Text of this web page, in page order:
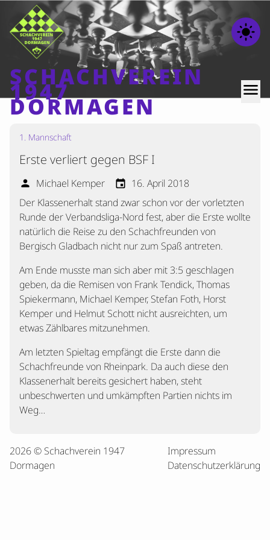
light_mode
SCHACHVEREIN
1947
DORMAGEN
menu
Home
Beiträge
Mannschaften
Ranglisten
Termine
Verschiedenes
Kontakt
1. Mannschaft
Erste verliert gegen BSF I
person Michael Kemper event 16. April 2018
Der Klassenerhalt stand zwar schon vor der vorletzten
Runde der Verbandsliga-Nord fest, aber die Erste wollte
natürlich die Reise zu den Schachfreunden von
Bergisch Gladbach nicht nur zum Spaß antreten.
Am Ende musste man sich aber mit 3:5 geschlagen
geben, da die Remisen von Frank Tendick, Thomas
Spiekermann, Michael Kemper, Stefan Foth, Horst
Kemper und Helmut Schott nicht ausreichten, um
etwas Zählbares mitzunehmen.
Am letzten Spieltag empfängt die Erste dann die
Schachfreunde von Rheinpark. Da auch diese den
Klassenerhalt bereits gesichert haben, steht
unbeschwerten und umkämpften Partien nichts im
Weg…
2026 © Schachverein 1947
Dormagen
Impressum
Datenschutzerklärung